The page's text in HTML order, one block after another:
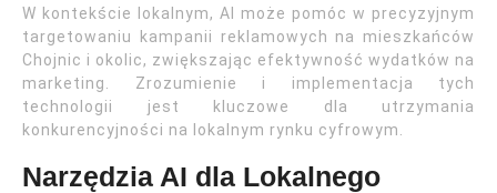
W kontekście lokalnym, AI może pomóc w precyzyjnym
targetowaniu kampanii reklamowych na mieszkańców
Chojnic i okolic, zwiększając efektywność wydatków na
marketing. Zrozumienie i implementacja tych
technologii jest kluczowe dla utrzymania
konkurencyjności na lokalnym rynku cyfrowym.
Narzędzia AI dla Lokalnego